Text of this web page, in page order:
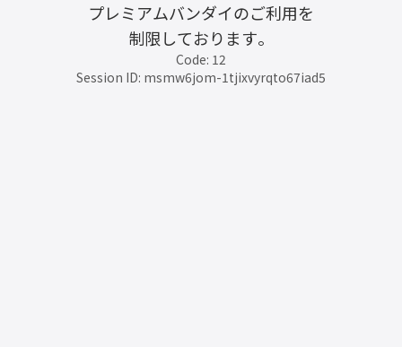
プレミアムバンダイのご利用を
制限しております。
Code: 12
Session ID: msmw6jom-1tjixvyrqto67iad5